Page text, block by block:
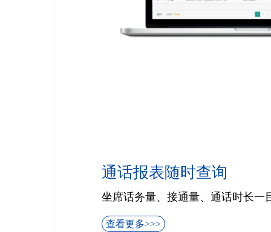
通话报表随时查询
坐席话务量、接通量、通话时长一
查看更多>>>